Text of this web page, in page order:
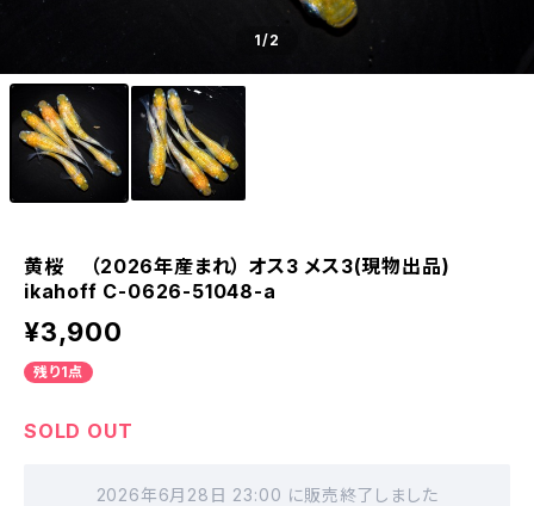
1/2
黄桜 （2026年産まれ） オス3 メス3(現物出品)
ikahoff C-0626-51048-a
¥3,900
残り1点
SOLD OUT
2026年6月28日 23:00 に販売終了しました